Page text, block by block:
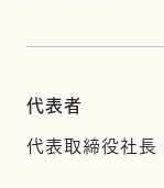
代表者
代表取締役社長